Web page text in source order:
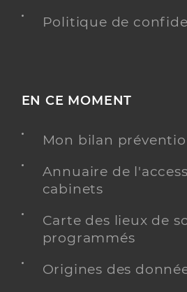
Politique de
EN CE MOMENT
Mon bilan
Annuaire de
cabinets
Carte des lieux de
programmés
Origines des